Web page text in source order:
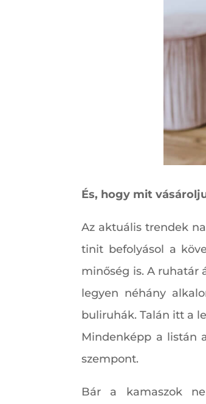
És, hogy mit
Az aktuális trendek
tinit befolyásol a
minőség is. A ruhatár
legyen néhány
buliruhák. Talán itt a
Mindenképp a listán
szempont.
Bár a kamaszok